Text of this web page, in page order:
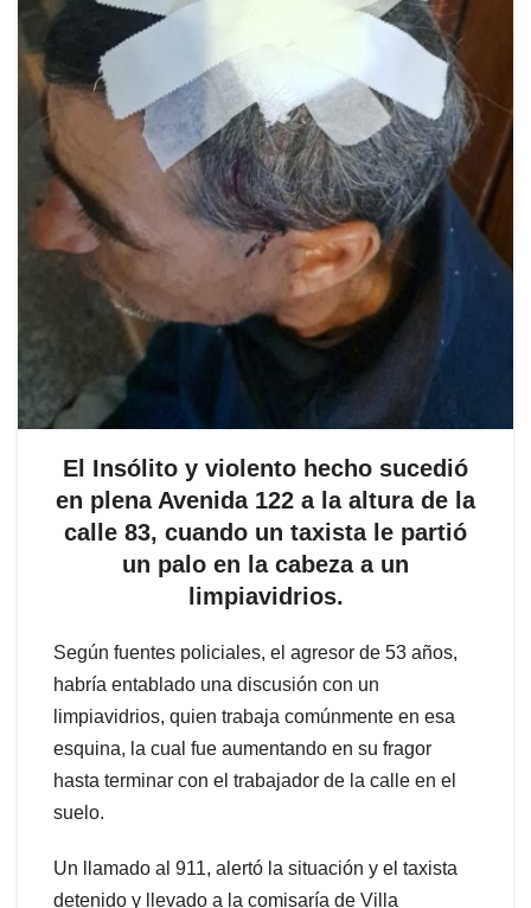
El Insólito y violento hecho sucedió
en plena Avenida 122 a la altura de la
calle 83, cuando un taxista le partió
un palo en la cabeza a un
limpiavidrios.
Según fuentes policiales, el agresor de 53 años,
habría entablado una discusión con un
limpiavidrios, quien trabaja comúnmente en esa
esquina, la cual fue aumentando en su fragor
hasta terminar con el trabajador de la calle en el
suelo.
Un llamado al 911, alertó la situación y el taxista
detenido y llevado a la comisaría de Villa